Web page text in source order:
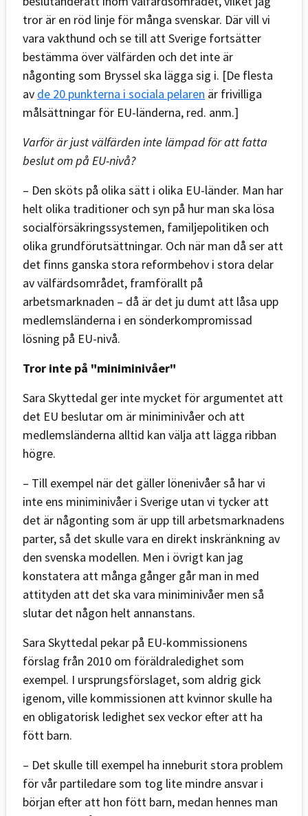
tror är en röd linje för många svenskar. Där vill vi
vara vakthund och se till att Sverige fortsätter
bestämma över välfärden och det inte är
någonting som Bryssel ska lägga sig i. [De flesta
av de 20 punkterna i sociala pelaren är frivilliga
målsättningar för EU-länderna, red. anm.]
Varför är just välfärden inte lämpad för att fatta
beslut om på EU-nivå?
– Den sköts på olika sätt i olika EU-länder. Man har
helt olika traditioner och syn på hur man ska lösa
socialförsäkringssystemen, familjepolitiken och
olika grundförutsättningar. Och när man då ser att
det finns ganska stora reformbehov i stora delar
av välfärdsområdet, framförallt på
arbetsmarknaden – då är det ju dumt att låsa upp
medlemsländerna i en sönderkompromissad
lösning på EU-nivå.
Tror inte på "miniminivåer"
Sara Skyttedal ger inte mycket för argumentet att
det EU beslutar om är miniminivåer och att
medlemsländerna alltid kan välja att lägga ribban
högre.
– Till exempel när det gäller lönenivåer så har vi
inte ens miniminivåer i Sverige utan vi tycker att
det är någonting som är upp till arbetsmarknadens
parter, så det skulle vara en direkt inskränkning av
den svenska modellen. Men i övrigt kan jag
konstatera att många gånger går man in med
attityden att det ska vara miniminivåer men så
slutar det någon helt annanstans.
Sara Skyttedal pekar på EU-kommissionens
förslag från 2010 om föräldraledighet som
exempel. I ursprungsförslaget, som aldrig gick
igenom, ville kommissionen att kvinnor skulle ha
en obligatorisk ledighet sex veckor efter att ha
fött barn.
– Det skulle till exempel ha inneburit stora problem
för vår partiledare som tog lite mindre ansvar i
början efter att hon fött barn, medan hennes man